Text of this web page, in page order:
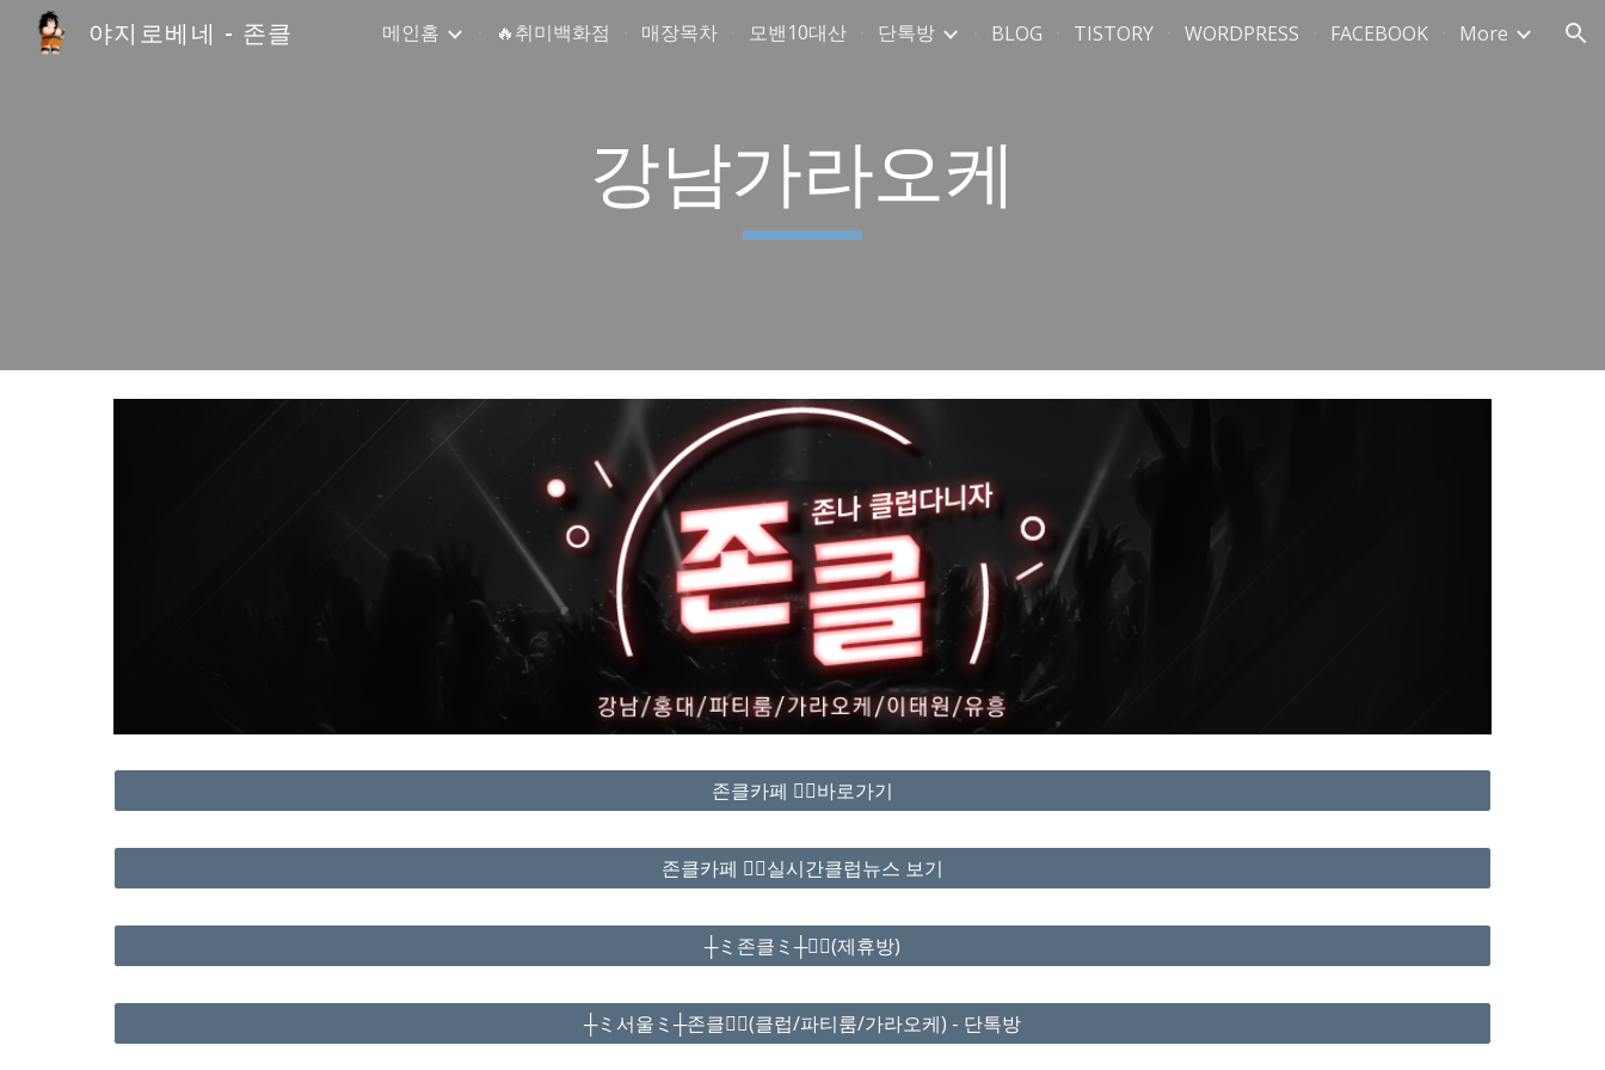
Skip to main content Skip to navigation
야지로베네 - 존클 메인홈 🔥취미백화점 매장목차 모밴10대산 단톡방 BLOG TISTORY WORDPRESS FACEBOOK More
강남가라오케
존클카페 ❤️‍🔥바로가기
존클카페 ❤️‍🔥실시간클럽뉴스 보기
┼ミ존클ミ┼❤️‍🔥(제휴방)
┼ミ서울ミ┼존클❤️‍🔥(클럽/파티룸/가라오케) - 단톡방